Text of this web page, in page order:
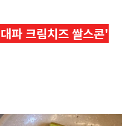
대파 크림치즈 쌀스콘'